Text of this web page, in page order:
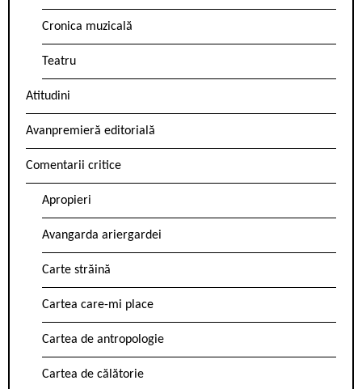
Cronica muzicală
Teatru
Atitudini
Avanpremieră editorială
Comentarii critice
Apropieri
Avangarda ariergardei
Carte străină
Cartea care-mi place
Cartea de antropologie
Cartea de călătorie